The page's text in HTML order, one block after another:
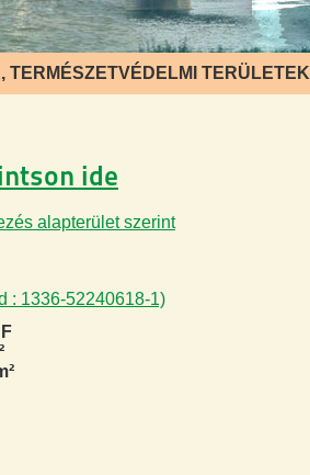
TERMÉSZETVÉDELMI TERÜLETEK
ide
alapterület szerint
: 1336-52240618-1)